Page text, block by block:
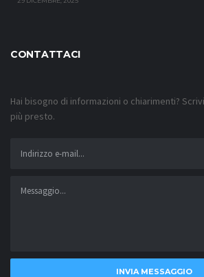
CONTATTACI
Hai bisogno di informazioni o chiarimenti?
più presto.
INVIA MESSAGGIO